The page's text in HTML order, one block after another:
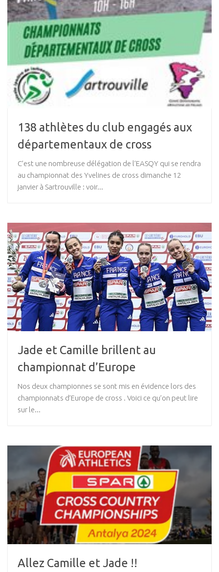
138 athlètes du club engagés aux
départementaux de cross
C’est une nombreuse délégation de l’EASQY qui se rendra
au championnat des Yvelines de cross dimanche 12
janvier à Sartrouville : voir...
Jade et Camille brillent au
championnat d’Europe
Nos deux championnes se sont mis en évidence lors des
championnats d’Europe de cross . Voici ce qu’on peut lire
sur le...
Allez Camille et Jade !!